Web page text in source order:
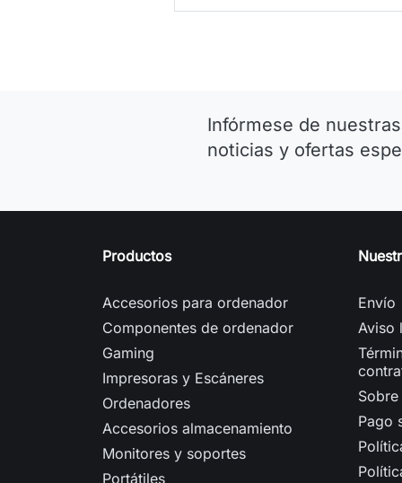
Infórmese de
noticias y ofertas
Productos
Accesorios para ordenador
Componentes de ordenador
Gaming
Impresoras y Escáneres
Ordenadores
Accesorios almacenamiento
Monitores y soportes
Portátiles
Envío
Aviso
Pago